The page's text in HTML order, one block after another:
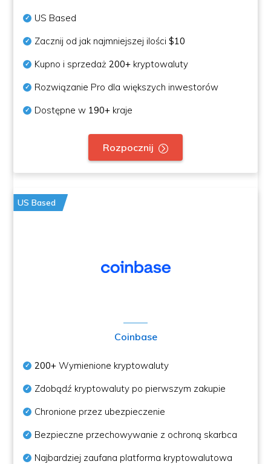
US Based
Zacznij od jak najmniejszej ilości$10
Kupno i sprzedaż200+ kryptowaluty
Rozwiązanie Pro dla większych inwestorów
Dostępne w 190+ kraje
Rozpocznij
US Based
Coinbase
200+ Wymienione kryptowaluty
Zdobądź kryptowaluty po pierwszym zakupie
Chronione przez ubezpieczenie
Bezpieczne przechowywanie z ochroną skarbca
Najbardziej zaufana platforma kryptowalutowa